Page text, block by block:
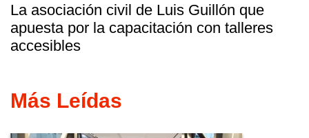
La asociación civil de Luis Guillón que
apuesta por la capacitación con talleres
accesibles
Más Leídas